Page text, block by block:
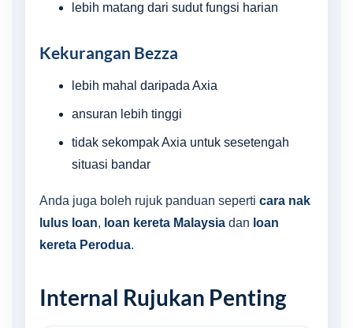
lebih matang dari sudut fungsi harian
Kekurangan Bezza
lebih mahal daripada Axia
ansuran lebih tinggi
tidak sekompak Axia untuk sesetengah
situasi bandar
Anda juga boleh rujuk panduan seperti cara nak
lulus loan, loan kereta Malaysia dan loan
kereta Perodua.
Internal Rujukan Penting